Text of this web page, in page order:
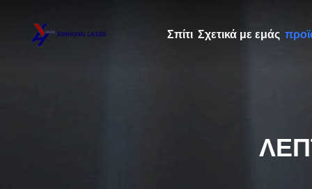
Σπίτι Σχετικά με εμάς